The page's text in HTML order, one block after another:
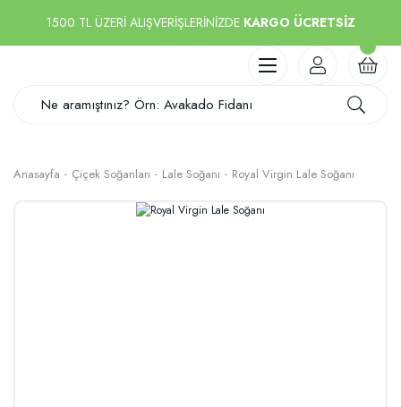
1500 TL ÜZERİ ALIŞVERİŞLERİNİZDE KARGO ÜCRETSİZ
Anasayfa Çiçek Soğanları Lale Soğanı Royal Virgin Lale Soğanı